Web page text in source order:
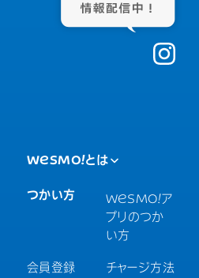
WESMO!とは
つかい方 WESMO!ア
プリのつか
い方
会員登録
チャージ方法